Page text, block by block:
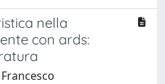
nella
con ards: